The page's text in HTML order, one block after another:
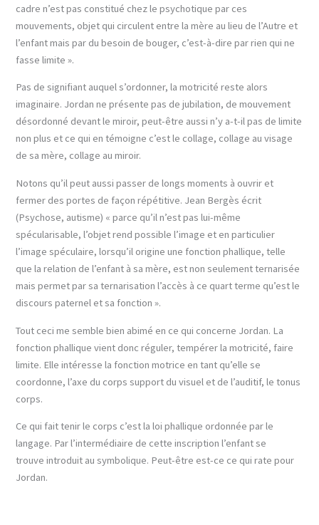
cadre n’est pas constitué chez le psychotique par ces
mouvements, objet qui circulent entre la mère au lieu de l’Autre et
l’enfant mais par du besoin de bouger, c’est-à-dire par rien qui ne
fasse limite ».
Pas de signifiant auquel s’ordonner, la motricité reste alors
imaginaire. Jordan ne présente pas de jubilation, de mouvement
désordonné devant le miroir, peut-être aussi n’y a-t-il pas de limite
non plus et ce qui en témoigne c’est le collage, collage au visage
de sa mère, collage au miroir.
Notons qu’il peut aussi passer de longs moments à ouvrir et
fermer des portes de façon répétitive. Jean Bergès écrit
(Psychose, autisme) « parce qu’il n’est pas lui-même
spécularisable, l’objet rend possible l’image et en particulier
l’image spéculaire, lorsqu’il origine une fonction phallique, telle
que la relation de l’enfant à sa mère, est non seulement ternarisée
mais permet par sa ternarisation l’accès à ce quart terme qu’est le
discours paternel et sa fonction ».
Tout ceci me semble bien abimé en ce qui concerne Jordan. La
fonction phallique vient donc réguler, tempérer la motricité, faire
limite. Elle intéresse la fonction motrice en tant qu’elle se
coordonne, l’axe du corps support du visuel et de l’auditif, le tonus
corps.
Ce qui fait tenir le corps c’est la loi phallique ordonnée par le
langage. Par l’intermédiaire de cette inscription l’enfant se
trouve introduit au symbolique. Peut-être est-ce ce qui rate pour
Jordan.